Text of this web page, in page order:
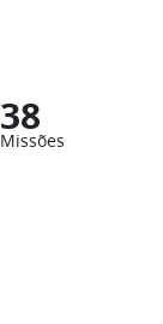
38
Missões